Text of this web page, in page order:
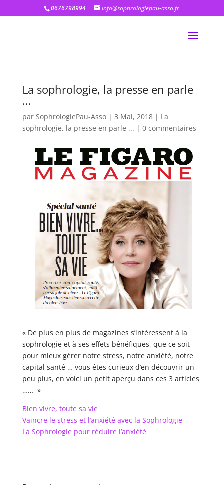
0676798994 info@sophrologiepau-asso.fr
La sophrologie, la presse en parle
…
par SophrologiePau-Asso| 3 Mai, 2018| La
sophrologie, la presse en parle ... | 0 commentaires
« De plus en plus de magazines s’intéressent à la
sophrologie et à ses effets bénéfiques, que ce soit
pour mieux gérer notre stress, notre anxiété, notre
capital santé … vous êtes curieux d’en découvrir un
peu plus, en voici un petit aperçu dans ces 3 articles
…… »
Bien vivre, toute sa vie
Vaincre le stress et l’anxiété avec la Sophrologie
La Sophrologie pour réduire l’anxiété